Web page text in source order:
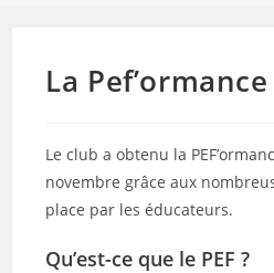
La
Le club a obtenu la
novembre grâce aux
place par les éducateurs.
Qu’est-ce que le PEF ?